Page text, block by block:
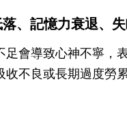
、記憶力衰退、失
足會導致心神不寧，
不良或長期過度勞累